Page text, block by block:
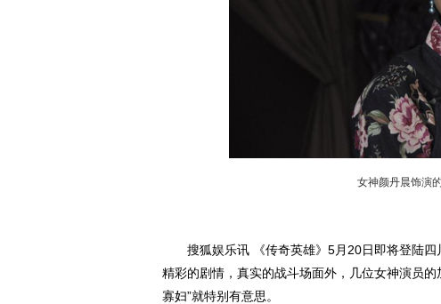
女神颜丹晨饰演
搜狐娱乐讯 《传奇英雄》5月20日即将登陆四
精彩的剧情，真实的战斗场面外，几位女神演员
寡妇”就特别有意思。